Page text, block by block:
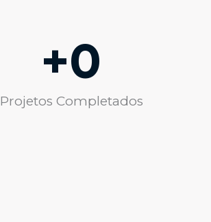
Projetos Completados
+0